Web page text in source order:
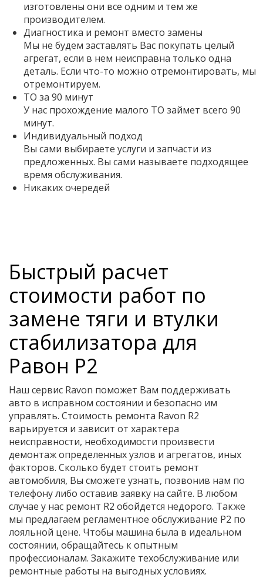
изготовлены они все одним и тем же
производителем.
Диагностика и ремонт вместо замены
Мы не будем заставлять Вас покупать целый
агрегат, если в нем неисправна только одна
деталь. Если что-то можно отремонтировать, мы
отремонтируем.
ТО за 90 минут
У нас прохождение малого ТО займет всего 90
минут.
Индивидуальный подход
Вы сами выбираете услуги и запчасти из
предложенных. Вы сами называете подходящее
время обслуживания.
Никаких очередей
Быстрый расчет
стоимости работ по
замене тяги и втулки
стабилизатора для
Равон Р2
Наш сервис Ravon поможет Вам поддерживать
авто в исправном состоянии и безопасно им
управлять. Стоимость ремонта Ravon R2
варьируется и зависит от характера
неисправности, необходимости произвести
демонтаж определенных узлов и агрегатов, иных
факторов. Сколько будет стоить ремонт
автомобиля, Вы сможете узнать, позвонив нам по
телефону либо оставив заявку на сайте. В любом
случае у нас ремонт R2 обойдется недорого. Также
мы предлагаем регламентное обслуживание Р2 по
лояльной цене. Чтобы машина была в идеальном
состоянии, обращайтесь к опытным
профессионалам. Закажите техобслуживание или
ремонтные работы на выгодных условиях.